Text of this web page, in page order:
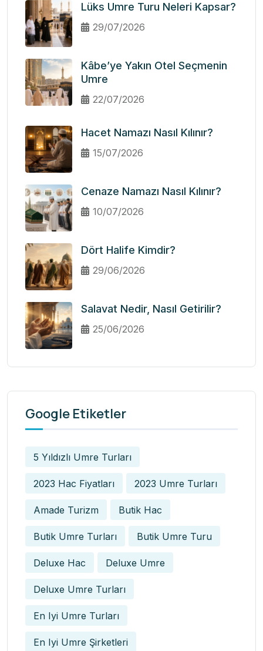
Lüks Umre Turu Neleri Kapsar?
29/07/2026
Kâbe’ye Yakın Otel Seçmenin
Umre
22/07/2026
Hacet Namazı Nasıl Kılınır?
15/07/2026
Cenaze Namazı Nasıl Kılınır?
10/07/2026
Dört Halife Kimdir?
29/06/2026
Salavat Nedir, Nasıl Getirilir?
25/06/2026
Google Etiketler
5 Yıldızlı Umre Turları
2023 Hac Fiyatları 2023 Umre Turları
Amade Turizm Butik Hac
Butik Umre Turları Butik Umre Turu
Deluxe Hac Deluxe Umre
Deluxe Umre Turları
En Iyi Umre Turları
En Iyi Umre Şirketleri